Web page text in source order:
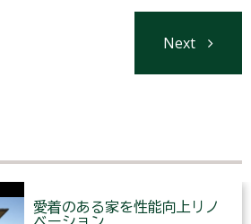
Next
愛着のある家を性能向上リノ